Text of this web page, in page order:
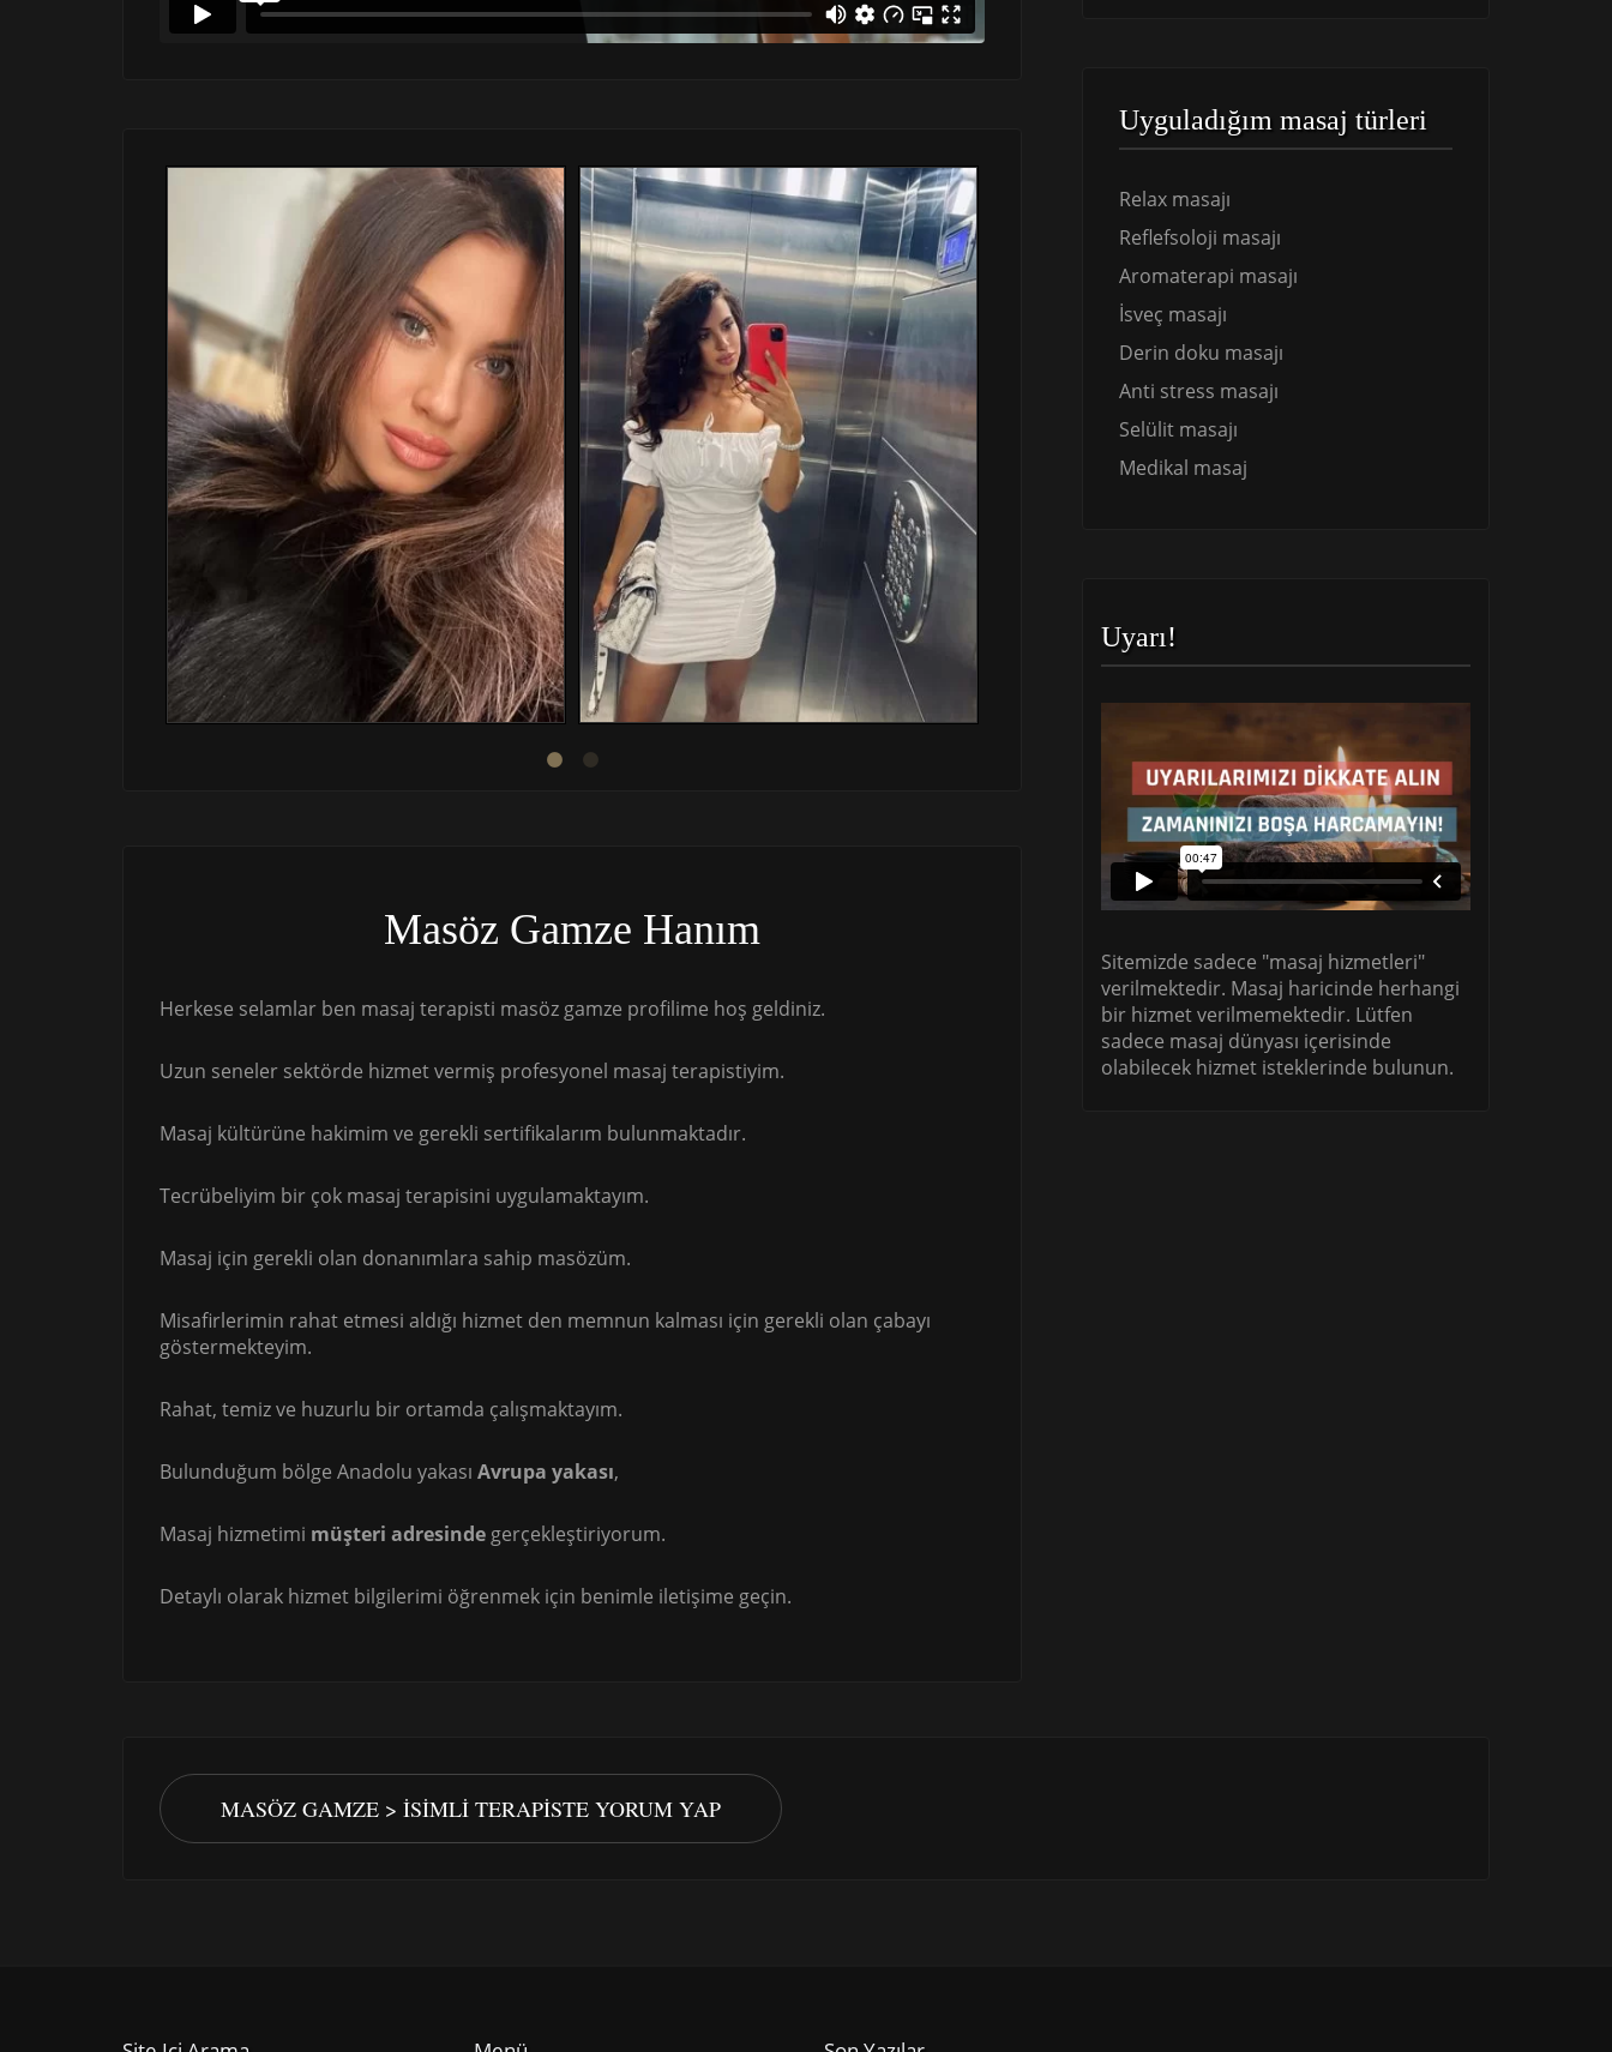
Masöz Gamze Hanım
Herkese selamlar ben masaj terapisti masöz gamze profilime hoş geldiniz.
Uzun seneler sektörde hizmet vermiş profesyonel masaj terapistiyim.
Masaj kültürüne hakimim ve gerekli sertifikalarım bulunmaktadır.
Tecrübeliyim bir çok masaj terapisini uygulamaktayım.
Masaj için gerekli olan donanımlara sahip masözüm.
Misafirlerimin rahat etmesi aldığı hizmet den memnun kalması için gerekli olan çabayı
göstermekteyim.
Rahat, temiz ve huzurlu bir ortamda çalışmaktayım.
Bulunduğum bölge Anadolu yakası Avrupa yakası,
Masaj hizmetimi müşteri adresinde gerçekleştiriyorum.
Detaylı olarak hizmet bilgilerimi öğrenmek için benimle iletişime geçin.
Uyguladığım masaj türleri
Relax masajı
Reflefsoloji masajı
Aromaterapi masajı
İsveç masajı
Derin doku masajı
Anti stress masajı
Selülit masajı
Medikal masaj
Uyarı!
Sitemizde sadece "masaj hizmetleri"
verilmektedir. Masaj haricinde herhangi
bir hizmet verilmemektedir. Lütfen
sadece masaj dünyası içerisinde
olabilecek hizmet isteklerinde bulunun.
MASÖZ GAMZE > İSIMLI TERAPISTE YORUM YAP